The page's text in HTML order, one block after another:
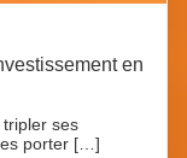
en
tripler ses
porter […]